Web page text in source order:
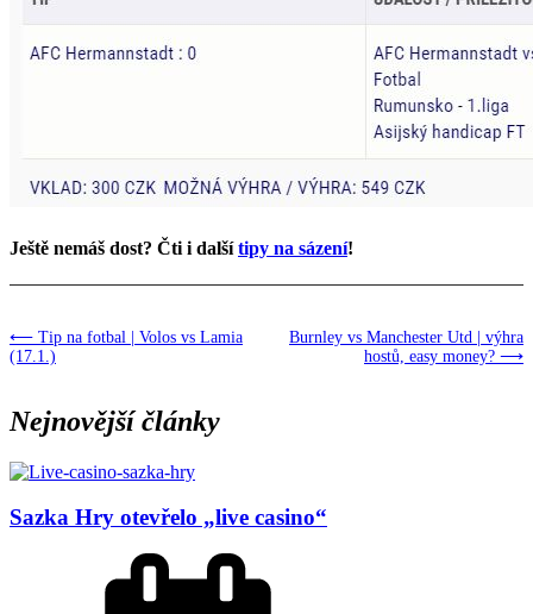
Ještě nemáš dost? Čti i dalšítipy na sázení!
⟵ Tip na fotbal | Volos vs Lamia
(17.1.)
Burnley vs Manchester Utd | výhra
hostů, easy money? ⟶
Nejnovější články
Sazka Hry otevřelo „live casino“